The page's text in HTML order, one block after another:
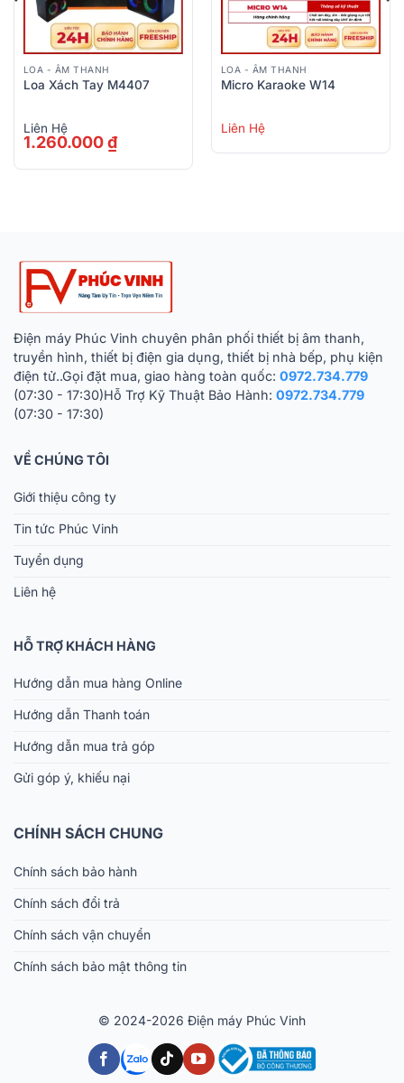
LOA - ÂM THANH
Loa Xách Tay M4407
1.260.000₫
Liên Hệ
LOA - ÂM THANH
Micro Karaoke W14
Liên Hệ
Điện máy Phúc Vinh chuyên phân phối thiết bị âm thanh,
truyền hình, thiết bị điện gia dụng, thiết bị nhà bếp, phụ kiện
điện tử..Gọi đặt mua, giao hàng toàn quốc: 0972.734.779
(07:30 - 17:30)Hỗ Trợ Kỹ Thuật Bảo Hành: 0972.734.779
(07:30 - 17:30)
VỀ CHÚNG TÔI
Giới thiệu công ty
Tin tức Phúc Vinh
Tuyển dụng
Liên hệ
HỖ TRỢ KHÁCH HÀNG
Hướng dẫn mua hàng Online
Hướng dẫn Thanh toán
Hướng dẫn mua trả góp
Gửi góp ý, khiếu nại
CHÍNH SÁCH CHUNG
Chính sách bảo hành
Chính sách đổi trả
Chính sách vận chuyển
Chính sách bảo mật thông tin
© 2024-2026 Điện máy Phúc Vinh